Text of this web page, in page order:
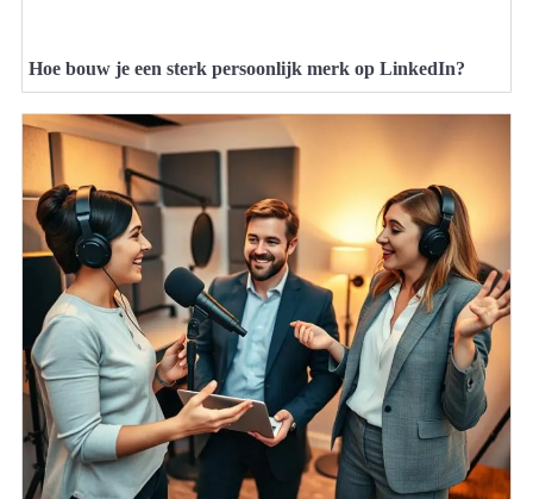
Hoe bouw je een sterk persoonlijk merk op LinkedIn?